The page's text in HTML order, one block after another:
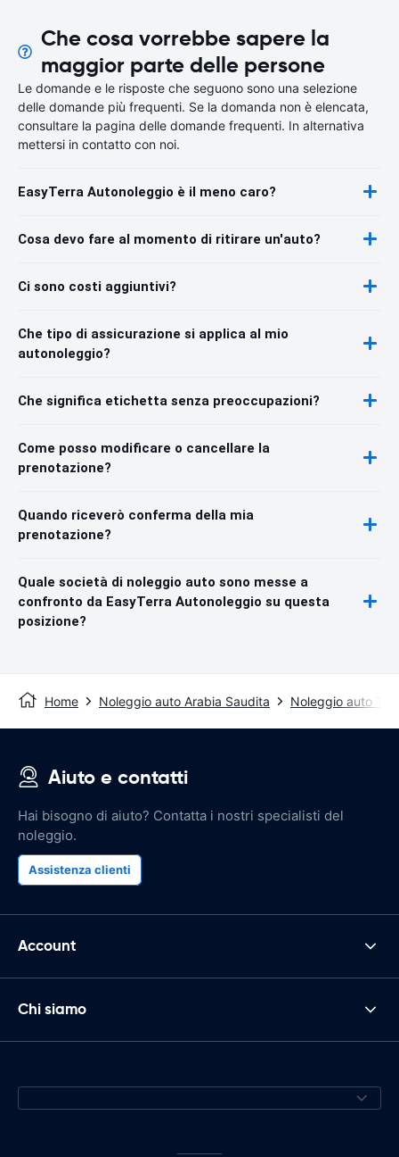
Che cosa vorrebbe sapere la
maggior parte delle persone
Le domande e le risposte che seguono sono una selezione
delle domande più frequenti. Se la domanda non è elencata,
consultare la pagina delle domande frequenti. In alternativa
mettersi in contatto con noi.
EasyTerra Autonoleggio è il meno caro?
Cosa devo fare al momento di ritirare un'auto?
Ci sono costi aggiuntivi?
Che tipo di assicurazione si applica al mio
autonoleggio?
Che significa etichetta senza preoccupazioni?
Come posso modificare o cancellare la
prenotazione?
Quando riceverò conferma della mia
prenotazione?
Quale società di noleggio auto sono messe a
confronto da EasyTerra Autonoleggio su questa
posizione?
Home Noleggio auto Arabia Saudita Noleggio auto Ta'if
Aiuto e contatti
Hai bisogno di aiuto? Contatta i nostri specialisti del
noleggio.
Assistenza clienti
Account
Chi siamo